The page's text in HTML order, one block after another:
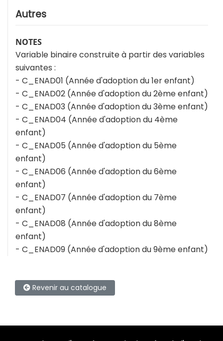
Autres
NOTES
Variable binaire construite à partir des variables
suivantes :
- C_ENAD01 (Année d'adoption du 1er enfant)
- C_ENAD02 (Année d'adoption du 2ème enfant)
- C_ENAD03 (Année d'adoption du 3ème enfant)
- C_ENAD04 (Année d'adoption du 4ème
enfant)
- C_ENAD05 (Année d'adoption du 5ème
enfant)
- C_ENAD06 (Année d'adoption du 6ème
enfant)
- C_ENAD07 (Année d'adoption du 7ème
enfant)
- C_ENAD08 (Année d'adoption du 8ème
enfant)
- C_ENAD09 (Année d'adoption du 9ème enfant)
Revenir au catalogue